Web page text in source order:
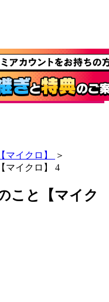
マイクロ】
＞
マイクロ】 4
こと【マイク